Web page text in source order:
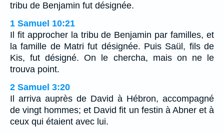
tribu de Benjamin fut désignée.
1 Samuel 10:21
Il fit approcher la tribu de Benjamin par familles, et
la famille de Matri fut désignée. Puis Saül, fils de
Kis, fut désigné. On le chercha, mais on ne le
trouva point.
2 Samuel 3:20
Il arriva auprès de David à Hébron, accompagné
de vingt hommes; et David fit un festin à Abner et à
ceux qui étaient avec lui.